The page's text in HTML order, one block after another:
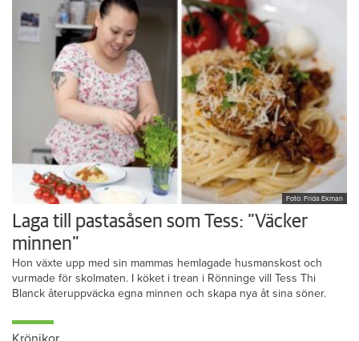
Foto: Frida Ekman
Laga till pastasåsen som Tess: ”Väcker
minnen”
Hon växte upp med sin mammas hemlagade husmanskost och
vurmade för skolmaten. I köket i trean i Rönninge vill Tess Thi
Blanck återuppväcka egna minnen och skapa nya åt sina söner.